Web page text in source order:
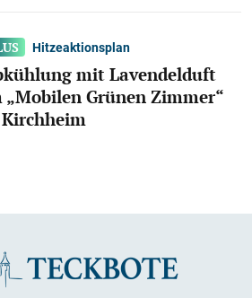
Hitzeaktionsplan
mit Lavendelduft
„Mobilen Grünen Zimmer“